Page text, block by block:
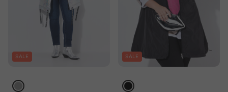
SALE SALE